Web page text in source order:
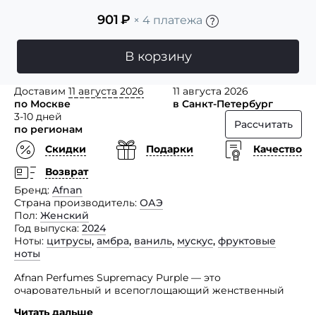
901₽ × 4 платежа
В корзину
Доставим 11 августа 2026
по Москве
11 августа 2026
в Санкт-Петербург
3-10 дней
по регионам
Рассчитать
Скидки
Подарки
Качество
Возврат
Бренд Afnan
Страна производитель ОАЭ
Пол Женский
Год выпуска 2024
Ноты цитрусы, амбра, ваниль, мускус, фруктовые
ноты
Afnan Perfumes Supremacy Purple — это
очаровательный и всепоглощающий женственный
Читать дальше